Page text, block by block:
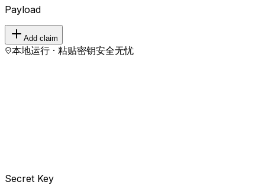
Payload
Add claim
本地运行 · 粘贴密钥安全无忧
Secret Key